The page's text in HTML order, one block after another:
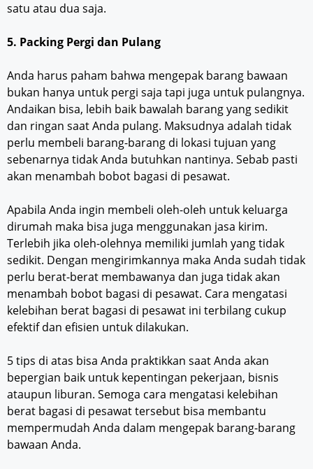
satu atau dua saja.
5. Packing Pergi dan Pulang
Anda harus paham bahwa mengepak barang bawaan
bukan hanya untuk pergi saja tapi juga untuk pulangnya.
Andaikan bisa, lebih baik bawalah barang yang sedikit
dan ringan saat Anda pulang. Maksudnya adalah tidak
perlu membeli barang-barang di lokasi tujuan yang
sebenarnya tidak Anda butuhkan nantinya. Sebab pasti
akan menambah bobot bagasi di pesawat.
Apabila Anda ingin membeli oleh-oleh untuk keluarga
dirumah maka bisa juga menggunakan jasa kirim.
Terlebih jika oleh-olehnya memiliki jumlah yang tidak
sedikit. Dengan mengirimkannya maka Anda sudah tidak
perlu berat-berat membawanya dan juga tidak akan
menambah bobot bagasi di pesawat. Cara mengatasi
kelebihan berat bagasi di pesawat ini terbilang cukup
efektif dan efisien untuk dilakukan.
5 tips di atas bisa Anda praktikkan saat Anda akan
bepergian baik untuk kepentingan pekerjaan, bisnis
ataupun liburan. Semoga cara mengatasi kelebihan
berat bagasi di pesawat tersebut bisa membantu
mempermudah Anda dalam mengepak barang-barang
bawaan Anda.